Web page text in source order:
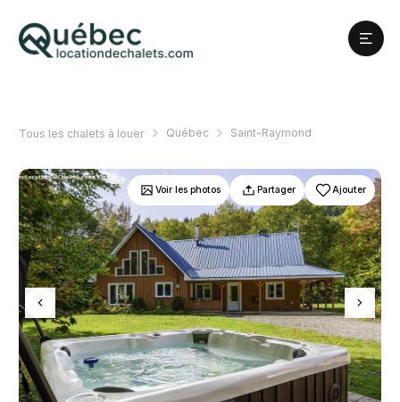
Tous les chalets à louer Québec Saint-Raymond
Voir les photos Partager Ajouter